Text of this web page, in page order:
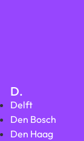
D.
Delft
Den Bosch
Den Haag